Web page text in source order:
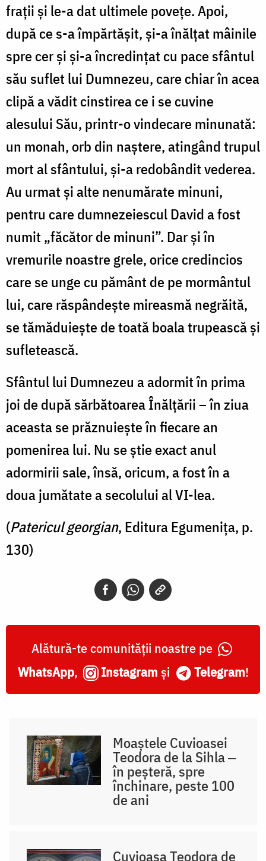
fraţii şi le-a dat ultimele poveţe. Apoi,
după ce s-a împărtăşit, şi-a înălţat mâinile
spre cer şi şi-a încredinţat cu pace sfântul
său suflet lui Dumnezeu, care chiar în acea
clipă a vădit cinstirea ce i se cuvine
alesului Său, printr-o vindecare minunată:
un monah, orb din naştere, atingând trupul
mort al sfântului, şi-a redobândit vederea.
Au urmat şi alte nenumărate minuni,
pentru care dumnezeiescul David a fost
numit „făcător de minuni”. Dar şi în
vremurile noastre grele, orice credincios
care se unge cu pământ de pe mormântul
lui, care răspândeşte mireasmă negrăită,
se tămăduieşte de toată boala trupească şi
sufletească.
Sfântul lui Dumnezeu a adormit în prima
joi de după sărbătoarea Înălţării – în ziua
aceasta se prăznuieşte în fiecare an
pomenirea lui. Nu se ştie exact anul
adormirii sale, însă, oricum, a fost în a
doua jumătate a secolului al VI-lea.
(Patericul georgian, Editura Egumenița, p.
130)
Alătură-te comunității noastre pe
WhatsApp, Instagram și Telegram!
Moaștele Cuvioasei
Teodora de la Sihla ‒
în peșteră, spre
închinare, peste 100
de ani
Cuvioasa Teodora de